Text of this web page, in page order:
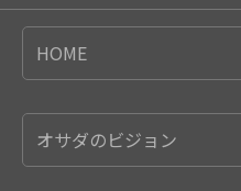
HOME
オサダのビジョン